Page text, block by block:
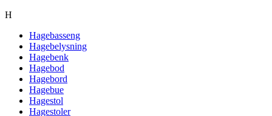
H
Hagebasseng
Hagebelysning
Hagebenk
Hagebod
Hagebord
Hagebue
Hagestol
Hagestoler